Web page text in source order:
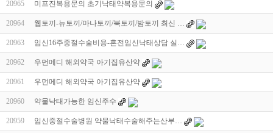
20965 미프진복용문의 초기낙태약복용문의
20964 웹토끼-뉴토끼/마나토끼/북토끼/밤토끼 최신 …
20963 임신16주중절수술비용-혼전임신낙태상담 실…
20962 우먼메디 해외약국 아기집유산약
20961 우먼메디 해외약국 아기집유산약
20960 약물낙태가능한 임신주수
20959 임신중절수술병원 약물낙태수술해주는산부…